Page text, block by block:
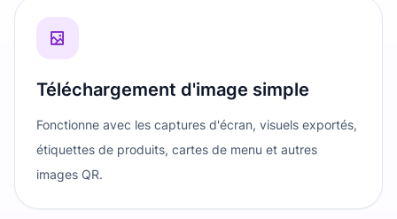
Téléchargement d'image simple
Fonctionne avec les captures d'écran, visuels exportés,
étiquettes de produits, cartes de menu et autres
images QR.